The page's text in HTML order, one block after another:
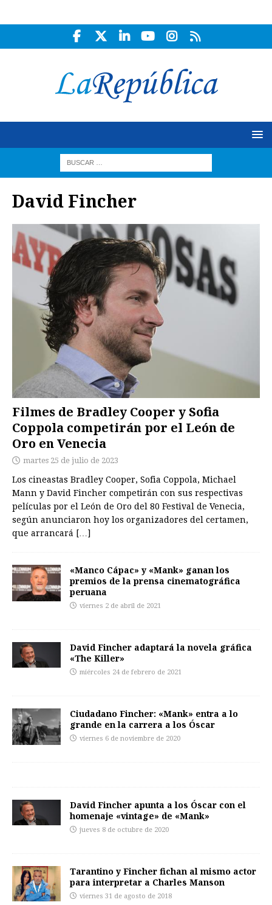
David Fincher
Filmes de Bradley Cooper y Sofia
Coppola competirán por el León de
Oro en Venecia
martes 25 de julio de 2023
Los cineastas Bradley Cooper, Sofia Coppola, Michael
Mann y David Fincher competirán con sus respectivas
películas por el León de Oro del 80 Festival de Venecia,
según anunciaron hoy los organizadores del certamen,
que arrancará […]
«Manco Cápac» y «Mank» ganan los
premios de la prensa cinematográfica
peruana
viernes 2 de abril de 2021
David Fincher adaptará la novela gráfica
«The Killer»
miércoles 24 de febrero de 2021
Ciudadano Fincher: «Mank» entra a lo
grande en la carrera a los Óscar
viernes 6 de noviembre de 2020
David Fincher apunta a los Óscar con el
homenaje «vintage» de «Mank»
jueves 8 de octubre de 2020
Tarantino y Fincher fichan al mismo actor
para interpretar a Charles Manson
viernes 31 de agosto de 2018